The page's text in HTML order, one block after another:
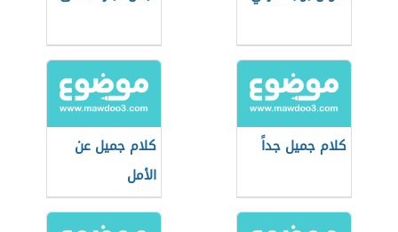
كلام جميل جداً
كلام جميل عن
الأمل